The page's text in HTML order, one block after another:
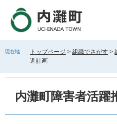
す
し
現在地 トップページ > 組織でさがす >
進計画
内灘町障害者活躍